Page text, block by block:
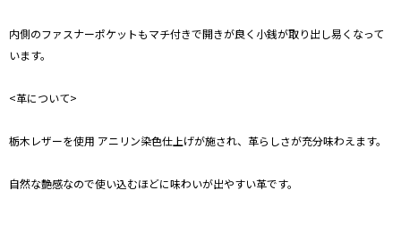
内側のファスナーポケットもマチ付きで開きが良く小銭が取り出し易くなって
います。
<革について>
栃木レザーを使用 アニリン染色仕上げが施され、革らしさが充分味わえます。
自然な艶感なので使い込むほどに味わいが出やすい革です。